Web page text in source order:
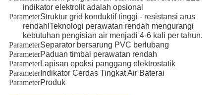
indikator elektrolit adalah opsional
ParameterStruktur grid konduktif tinggi - resistansi arus
rendah Teknologi perawatan rendah mengurangi
kebutuhan pengisian air menjadi 4-6 kali per tahun.
ParameterSeparator bersarung PVC berlubang
ParameterPaduan timbal perawatan rendah
ParameterLapisan epoksi panggang elektrostatik
ParameterIndikator Cerdas Tingkat Air Baterai
ParameterProduk